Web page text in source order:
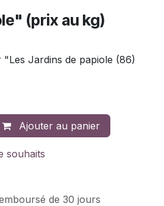
(prix au kg)
"Les Jardins de papiole (86)
Ajouter au panier
souhaits
de 30 jours